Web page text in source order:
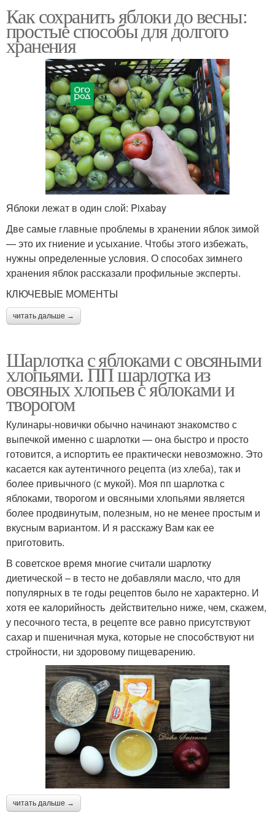
Как сохранить яблоки до весны:
простые способы для долгого
хранения
Яблоки лежат в один слой: Pixabay
Две самые главные проблемы в хранении яблок зимой
— это их гниение и усыхание. Чтобы этого избежать,
нужны определенные условия. О способах зимнего
хранения яблок рассказали профильные эксперты.
КЛЮЧЕВЫЕ МОМЕНТЫ
читать дальше →
Шарлотка с яблоками с овсяными
хлопьями. ПП шарлотка из
овсяных хлопьев с яблоками и
творогом
Кулинары-новички обычно начинают знакомство с
выпечкой именно с шарлотки — она быстро и просто
готовится, а испортить ее практически невозможно. Это
касается как аутентичного рецепта (из хлеба), так и
более привычного (с мукой). Моя пп шарлотка с
яблоками, творогом и овсяными хлопьями является
более продвинутым, полезным, но не менее простым и
вкусным вариантом. И я расскажу Вам как ее
приготовить.
В советское время многие считали шарлотку
диетической – в тесто не добавляли масло, что для
популярных в те годы рецептов было не характерно. И
хотя ее калорийность действительно ниже, чем, скажем,
у песочного теста, в рецепте все равно присутствуют
сахар и пшеничная мука, которые не способствуют ни
стройности, ни здоровому пищеварению.
читать дальше →